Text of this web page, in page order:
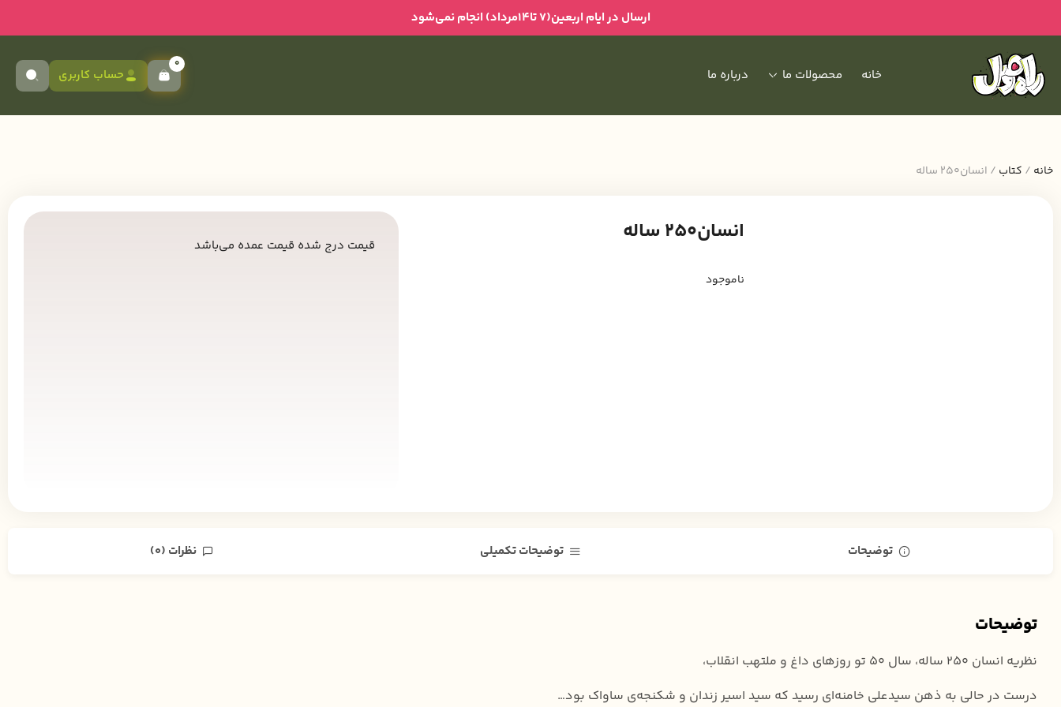
ارسال در ایام اربعین(۷ تا۱۴مرداد) انجام نمی‌شود
خانه محصولات ما درباره ما حساب کاربری
0
خانه / کتاب / انسان250 ساله
انسان250 ساله
ناموجود
قیمت درج شده قیمت عمده می‌باشد
توضیحات توضیحات تکمیلی نظرات (0)
توضیحات
نظریه انسان ۲۵۰ ساله، سال ۵۰ تو روزهای داغ و ملتهب انقلاب،
درست در حالی به ذهن سیدعلی خامنه‌ای رسید که سید اسیر زندان و شکنجه‌ی ساواک بود…